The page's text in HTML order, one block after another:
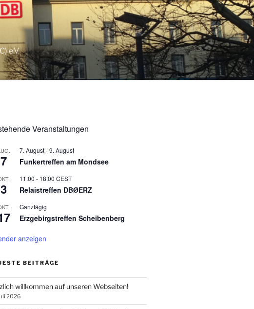
e.V.
Veranstaltungen
7
7. August-9. August
Funkertreffen am Mondsee
3
11:00 - 18:00 CEST
Relaistreffen DBØERZ
Ganztägig
Erzgebirgstreffen Scheibenberg
anzeigen
BEITRÄGE
willkommen auf unseren Webseiten!
2026